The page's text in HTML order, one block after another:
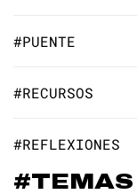
#PUENTE
#RECURSOS
#REFLEXIONES
#TEMAS